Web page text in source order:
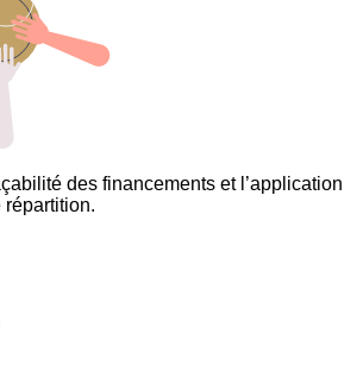
des financements et l’application
répartition.